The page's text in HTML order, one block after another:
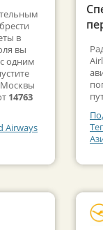
в
вы
одним
Москвы
14763
Airways